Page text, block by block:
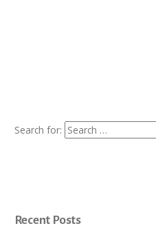
Search for:
Recent Posts